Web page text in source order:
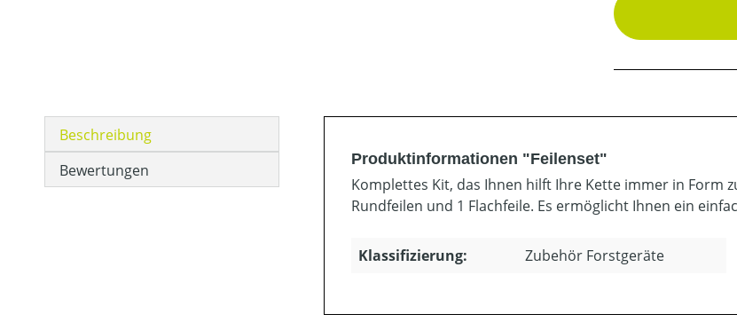
Beschreibung
Bewertungen
Produktinformationen "Feilenset"
Komplettes Kit, das Ihnen hilft Ihre Kette immer in Form
Rundfeilen und 1 Flachfeile. Es ermöglicht Ihnen ein
Klassifizierung: Zubehör Forstgeräte